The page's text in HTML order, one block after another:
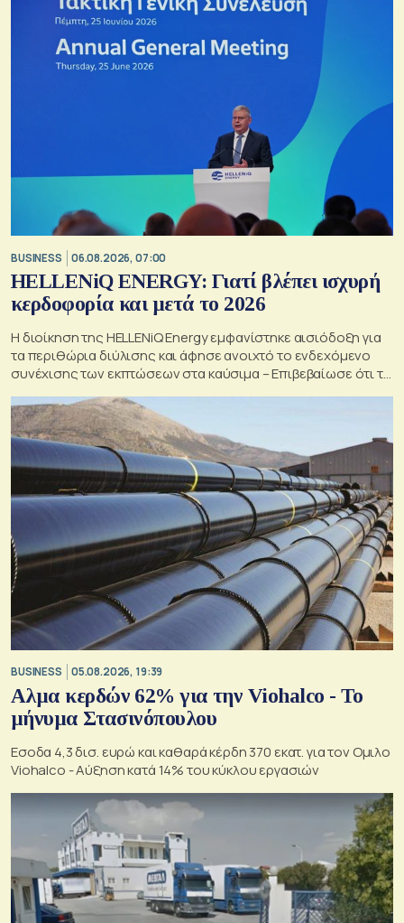
BUSINESS 06.08.2026, 07:00
HELLENiQ ENERGY: Γιατί βλέπει ισχυρή
κερδοφορία και μετά το 2026
Η διοίκηση της HELLENiQ Energy εμφανίστηκε αισιόδοξη για
τα περιθώρια διύλισης και άφησε ανοιχτό το ενδεχόμενο
συνέχισης των εκπτώσεων στα καύσιμα – Επιβεβαίωσε ότι το
BUSINESS 05.08.2026, 19:39
Αλμα κερδών 62% για την Viohalco - Το
μήνυμα Στασινόπουλου
Εσοδα 4,3 δισ. ευρώ και καθαρά κέρδη 370 εκατ. για τον Ομιλο
Viohalco - Αύξηση κατά 14% του κύκλου εργασιών